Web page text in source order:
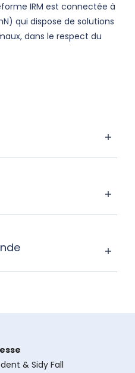
IRM est connectée à
qui dispose de solutions
dans le respect du
& Sidy Fall